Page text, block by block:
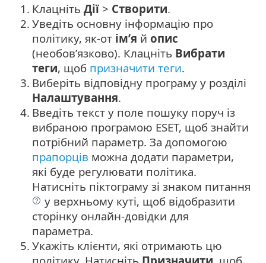
1. Клацніть Дії > Створити.
2. Уведіть основну інформацію про
політику, як-от ім’я й опис
(необов’язково). Клацніть Вибрати
теги, щоб призначити теги.
3. Виберіть відповідну програму у розділі
Налаштування.
4. Введіть текст у поле пошуку поруч із
вибраною програмою ESET, щоб знайти
потрібний параметр. За допомогою
прапорців можна додати параметри,
які буде регулювати політика.
Натисніть піктограму зі знаком питання
у верхньому куті, щоб відобразити
сторінку онлайн-довідки для
параметра.
5. Укажіть клієнти, які отримають цю